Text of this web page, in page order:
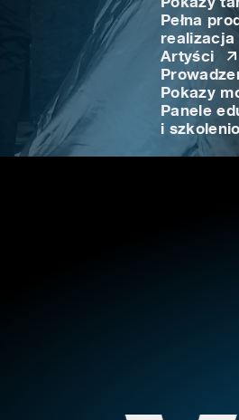
Pełna
realizacja
Artyści
Pokazy
Panele
i